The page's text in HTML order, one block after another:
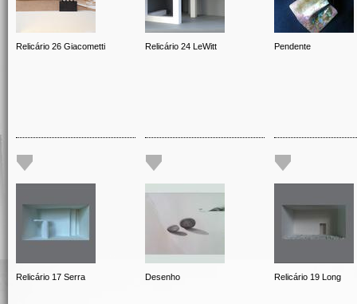
Relicário 26 Giacometti Relicário 24 LeWitt Pendente
Relicário 17 Serra Desenho Relicário 19 Long